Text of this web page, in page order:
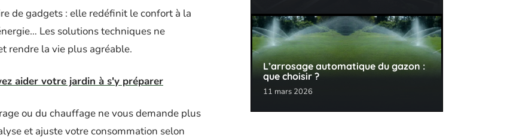
de gadgets : elle redéfinit le confort à la
Les solutions techniques ne
rendre la vie plus agréable.
aider votre jardin à s'y préparer
ou du chauffage ne vous demande plus
et ajuste votre consommation selon
L’arrosage automatique du gazon :
que choisir ?
11 mars 2026